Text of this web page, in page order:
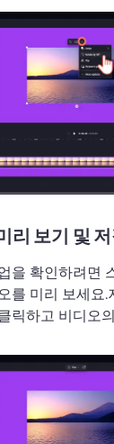
리 보기 및
을 확인하려면
를 미리 보세요.
릭하고 비디오